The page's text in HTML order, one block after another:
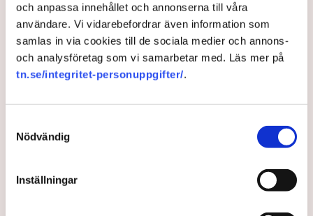
och anpassa innehållet och annonserna till våra
användare. Vi vidarebefordrar även information som
samlas in via cookies till de sociala medier och annons-
och analysföretag som vi samarbetar med. Läs mer på
tn.se/integritet-personuppgifter/.
Nödvändig
Inställningar
Så straffas Europa i den nya
maktordningen: ”Ett väldigt
utsatt läge”
Den regelbaserade världsordningen rasar samman
och ersätts av en verklighet där stormakter tar för
sig på de svagas bekostnad. Flera forskare larmar nu
förvärrat läget och att EU måste agera. ”Risken är att
man sätter upp mål om tio år eller längre. Vi har